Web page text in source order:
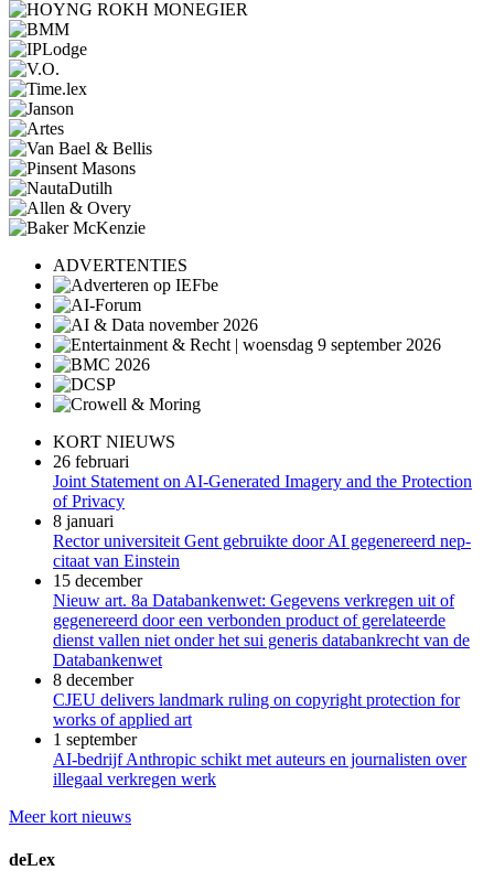
ADVERTENTIES
KORT NIEUWS
26 februari
Joint Statement on AI-Generated Imagery and the Protection
of Privacy
8 januari
Rector universiteit Gent gebruikte door AI gegenereerd nep-
citaat van Einstein
15 december
Nieuw art. 8a Databankenwet: Gegevens verkregen uit of
gegenereerd door een verbonden product of gerelateerde
dienst vallen niet onder het sui generis databankrecht van de
Databankenwet
8 december
CJEU delivers landmark ruling on copyright protection for
works of applied art
1 september
AI-bedrijf Anthropic schikt met auteurs en journalisten over
illegaal verkregen werk
Meer kort nieuws
deLex